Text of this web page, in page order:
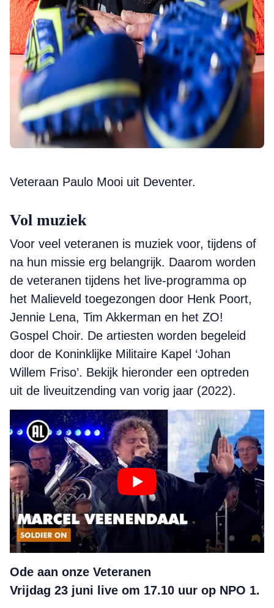
Veteraan Paulo Mooi uit Deventer.
Vol muziek
Voor veel veteranen is muziek voor, tijdens of
na hun missie erg belangrijk. Daarom worden
de veteranen tijdens het live-programma op
het Malieveld toegezongen door Henk Poort,
Jennie Lena, Tim Akkerman en het ZO!
Gospel Choir. De artiesten worden begeleid
door de Koninklijke Militaire Kapel ‘Johan
Willem Friso’. Bekijk hieronder een optreden
uit de liveuitzending van vorig jaar (2022).
Ode aan onze Veteranen
Vrijdag 23 juni live om 17.10 uur op NPO 1.